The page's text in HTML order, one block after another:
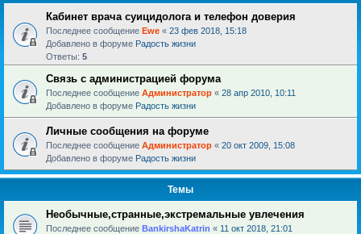
Кабинет врача суицидолога и телефон доверия
Последнее сообщение Ewe « 23 фев 2018, 15:18
Добавлено в форуме Радость жизни
Ответы: 5
Связь с администрацией форума
Последнее сообщение Администратор « 28 апр 2010, 10:11
Добавлено в форуме Радость жизни
Личные сообщения на форуме
Последнее сообщение Администратор « 20 окт 2009, 15:08
Добавлено в форуме Радость жизни
Темы
Необычные,странные,экстремальные увлечения
Последнее сообщение BankirshaKatrin « 11 окт 2018, 21:01